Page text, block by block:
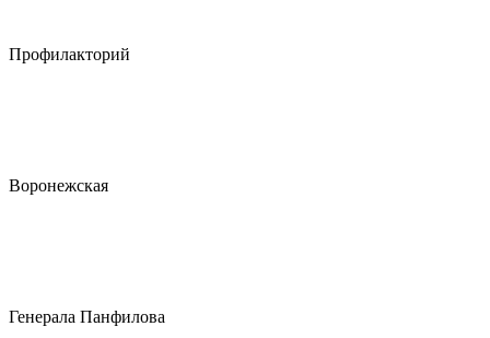
Профилакторий
Воронежская
Генерала Панфилова